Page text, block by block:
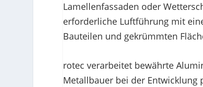
Lamellenfassaden oder
erforderliche Luftführung mit
Bauteilen und gekrümmten
rotec verarbeitet bewährte
Metallbauer bei der Entwicklung